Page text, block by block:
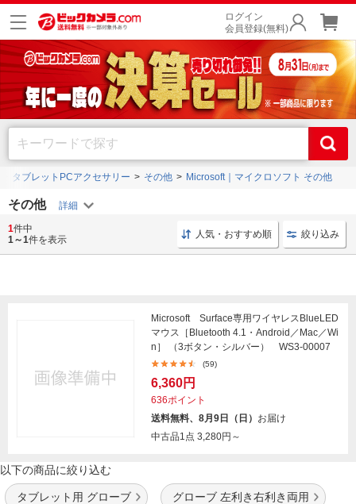
ログイン
会員登録(無料)
タブレットPCアクセサリー その他 Microsoft｜マイクロソフト その他
その他
タブレット用 グローブ グローブ 左利き右利き両用
1件中
1～1件を表示 人気・おすすめ順 絞り込み
Microsoft Surface専用ワイヤレスBlueLED
マウス［Bluetooth 4.1・Android／Mac／Wi
n］ （3ボタン・シルバー） WS3-00007
(59)
6,360円
636ポイント
送料無料、8月9日（日） お届け
中古品1点 3,280円～
以下の商品に絞り込む
タブレット用 グローブ グローブ 左利き右利き両用